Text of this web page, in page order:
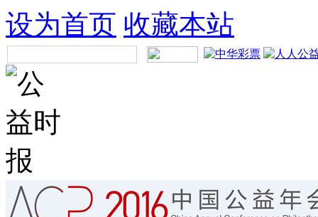
设为首页 收藏本站